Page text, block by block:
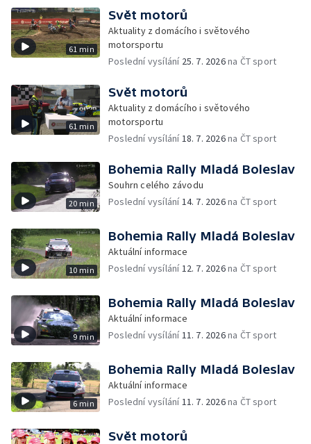
61 min
Svět motorů
Aktuality z domácího i světového
motorsportu
Poslední vysílání 25. 7. 2026na ČT sport
61 min
Svět motorů
Aktuality z domácího i světového
motorsportu
Poslední vysílání18. 7. 2026na ČT sport
20 min
Bohemia Rally Mladá Boleslav
Souhrn celého závodu
Poslední vysílání14. 7. 2026na ČT sport
10 min
Bohemia Rally Mladá Boleslav
Aktuální informace
Poslední vysílání12. 7. 2026na ČT sport
9 min
Bohemia Rally Mladá Boleslav
Aktuální informace
Poslední vysílání11. 7. 2026na ČT sport
6 min
Bohemia Rally Mladá Boleslav
Aktuální informace
Poslední vysílání11. 7. 2026na ČT sport
Svět motorů